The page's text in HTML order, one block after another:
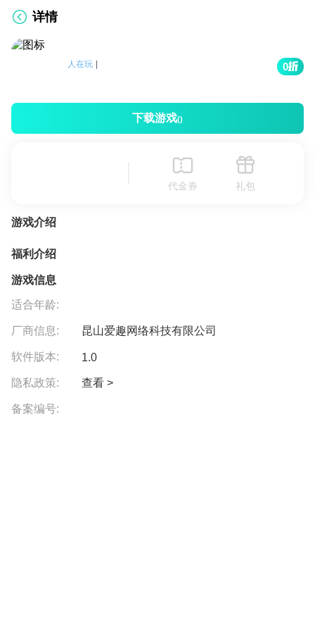
详情
人在玩 0
下载游戏()
代金券 礼包
游戏介绍
福利介绍
游戏信息
适合年龄:
厂商信息: 昆山爱趣网络科技有限公司
软件版本: 1.0
隐私政策: 查看 >
备案编号: